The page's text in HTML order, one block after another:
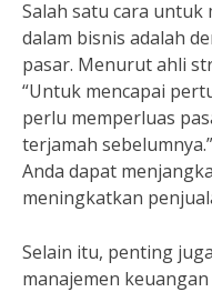
Salah satu cara
dalam bisnis adalah
pasar. Menurut ahli
“Untuk mencapai
perlu memperluas
terjamah
Anda dapat
meningkatkan
Selain itu, penting
manajemen